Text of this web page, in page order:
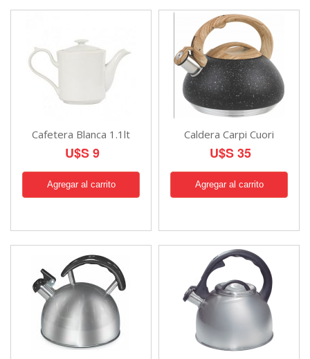
Cafetera Blanca 1.1lt
U$S 9
Caldera Carpi Cuori
U$S 35